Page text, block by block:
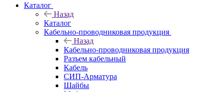
Каталог
Назад
Каталог
Кабельно-проводниковая продукция
Назад
Кабельно-проводниковая продукция
Разъем кабельный
Кабель
СИП-Арматура
Шайбы